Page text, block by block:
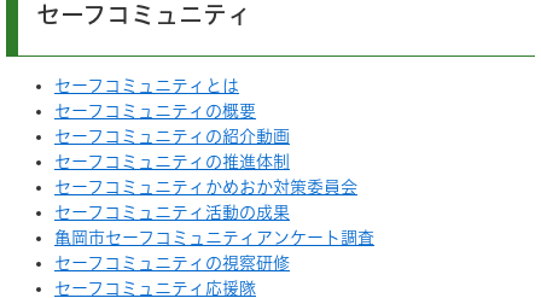
セーフコミュニティ
セーフコミュニティとは
セーフコミュニティの概要
セーフコミュニティの紹介動画
セーフコミュニティの推進体制
セーフコミュニティかめおか対策委員会
セーフコミュニティ活動の成果
亀岡市セーフコミュニティアンケート調査
セーフコミュニティの視察研修
セーフコミュニティ応援隊